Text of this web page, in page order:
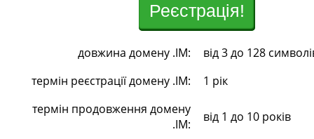
Реєстрація!
довжина домену .IM:
від 3 до 128
термін реєстрації домену .IM:
1 рік
термін продовження домену
.IM:
від 1 до 10 років